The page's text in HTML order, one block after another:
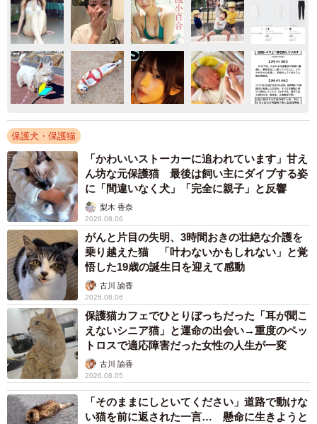
保護犬・保護猫
「かわいいストーカーに追われています」甘え
ん坊な元保護猫 最後は飼い主にダイブする姿
に「間違いなく犬」「完全に親子」と反響
梨木 香奈
2026.08.06
がんと片目の失明、3時間おきの壮絶な介護を
乗り越えた猫 「叶わないかもしれない」と覚
悟した19歳の誕生日を迎えて感動
古川 諭香
2026.08.06
保護猫カフェでひとりぼっちだった「耳が聞こ
えないシニア猫」と運命の出会い→重度のペッ
トロスで適応障害だった女性の人生が一変
古川 諭香
2026.08.05
「そのままにしといてください」道路で動けな
い猫を前に返された一言… 懸命に生きようと